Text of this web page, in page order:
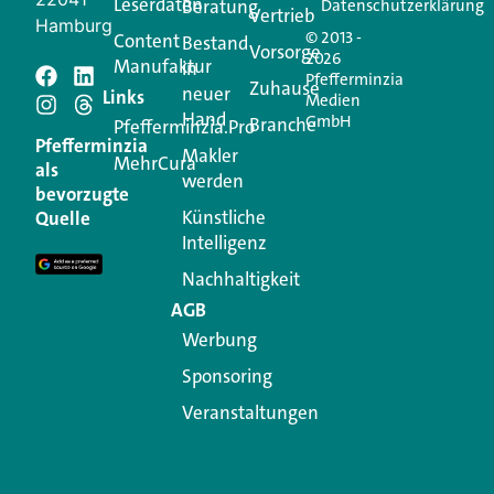
Schreiben Sie einen
Kommentar
Ihre E-Mail-Adresse wird nicht veröffentlicht.
Erforderliche Felder sind mit
Kommentar
Hamburg
Pfefferminzia
als
bevorzugte
Quelle
Leserdaten
Content
Manufaktur
Links
Pfefferminzia.Pro
MehrCura
Beratung
Bestand
in
neuer
Hand
Makler
werden
Künstliche
Intelligenz
Nachhaltigkeit
AGB
Werbung
Sponsoring
Veranstaltungen
Vertrieb
Vorsorge
Zuhause
Branche
© 2013 -
2026
Pfefferminzia
Medien
GmbH
Datenschutzerklärung